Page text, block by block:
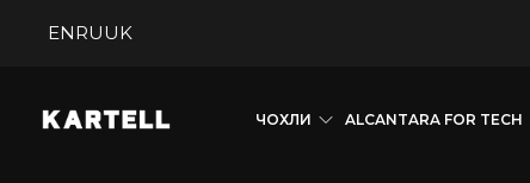
ENRUUK
ЧОХЛИ ALCANTARA FOR TECH